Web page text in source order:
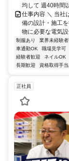
均して 週40時間
仕事内容 ＼ 当社
備の設計・施工
物に必要な電気
制服あり 業界未経験者
車通勤OK
職場見学可
経験者歓迎
ネイルOK
長期歓迎
資格取得手当
正社員